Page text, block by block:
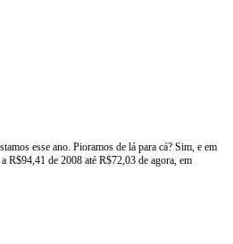
esse ano. Pioramos de lá para cá? Sim, e em
R$94,41 de 2008 até R$72,03 de agora, em